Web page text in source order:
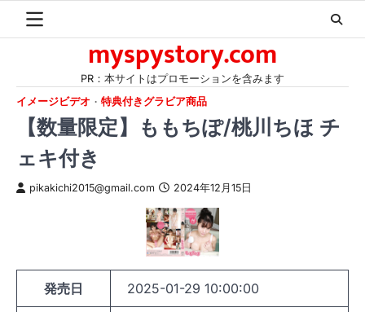
myspystory.com
PR：本サイトはプロモーションを含みます
イメージビデオ
特典付きグラビア商品
【数量限定】ももちぽ/桃川ちほ チ
ェキ付き
pikakichi2015@gmail.com 2024年12月15日
発売日 2025-01-29 10:00:00